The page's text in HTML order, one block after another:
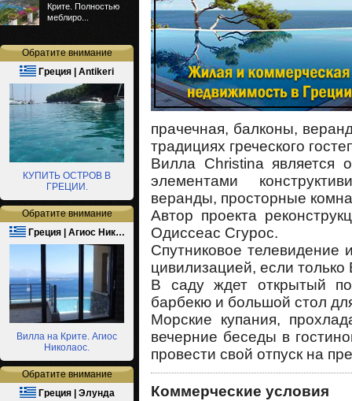
Крите. Полностью
меблиро...
Обратите внимание
Греция | Antikeri
КУПИТЬ ОСТРОВ В
ГРЕЦИИ.
Обратите внимание
Греция | Агиос Ник…
Вилла на Крите. Агиос
Николаос.
Обратите внимание
Греция | Элунда
прачечная, балконы,
традициях греческого
Вилла Christina является
элементами
веранды, просторные
Автор проекта
Одиссеас Сгурос.
Спутниковое телевидение
цивилизацией, если
В саду ждет открытый
барбекю и большой стол
Морские купания,
вечерние беседы в
провести свой отпуск на
Коммерческие условия